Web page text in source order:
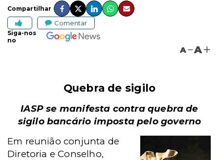
Compartilhar
Comentar
Siga-nos
no
A A
Quebra de sigilo
IASP se manifesta contra quebra de
sigilo bancário imposta pelo governo
Em reunião conjunta de
Diretoria e Conselho,